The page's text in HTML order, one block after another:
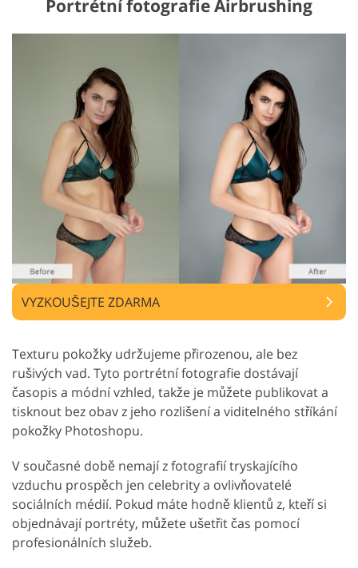
Portrétní fotografie Airbrushing
VYZKOUŠEJTE ZDARMA
Texturu pokožky udržujeme přirozenou, ale bez
rušivých vad. Tyto portrétní fotografie dostávají
časopis a módní vzhled, takže je můžete publikovat a
tisknout bez obav z jeho rozlišení a viditelného stříkání
pokožky Photoshopu.
V současné době nemají z fotografií tryskajícího
vzduchu prospěch jen celebrity a ovlivňovatelé
sociálních médií. Pokud máte hodně klientů z, kteří si
objednávají portréty, můžete ušetřit čas pomocí
profesionálních služeb.